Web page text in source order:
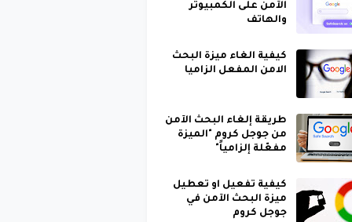
الآمن على الكمبيوتر
والهاتف
كيفية الغاء ميزة البحث
الامن المفعل الزاميا
طريقة إلغاء البحث الآمن
من جوجل كروم "الميزة
مفعّلة إلزامياً"
كيفية تفعيل او تعطيل
ميزة البحث الآمن في
جوجل كروم